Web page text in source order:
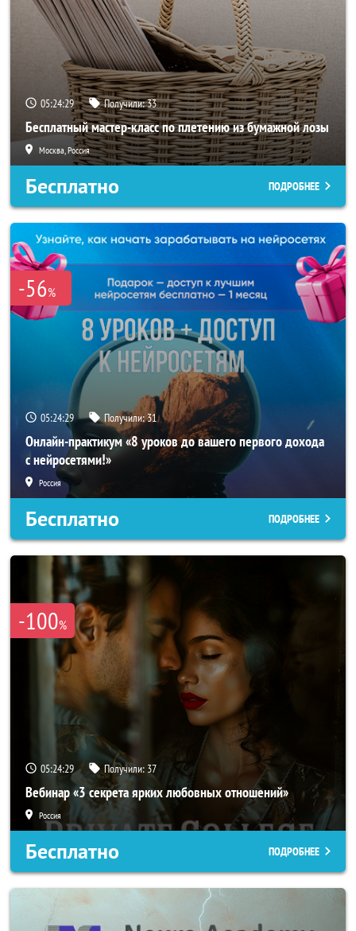
05:24:25 Получили:33
Бесплатный мастер-класс по плетению из бумажной лозы
Москва, Россия
Бесплатно ПОДРОБНЕЕ
-56%
05:24:25 Получили:31
Онлайн-практикум «8 уроков до вашего первого дохода
с нейросетями!»
Россия
Бесплатно ПОДРОБНЕЕ
-100%
05:24:25 Получили: 37
Вебинар «3 секрета ярких любовных отношений»
Россия
Бесплатно ПОДРОБНЕЕ